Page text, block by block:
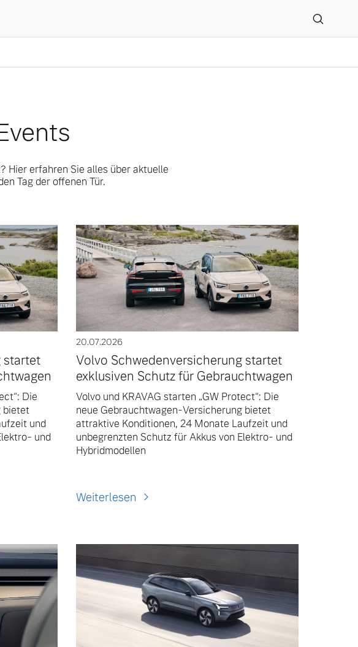
Hier erfahren Sie alles über aktuelle
Tag der offenen Tür.
startet
Die
bietet
und
und
20.07.2026
Volvo Schwedenversicherung startet
exklusiven Schutz für Gebrauchtwagen
Volvo und KRAVAG starten „GW Protect“: Die
neue Gebrauchtwagen-Versicherung bietet
attraktive Konditionen, 24 Monate Laufzeit und
unbegrenzten Schutz für Akkus von Elektro- und
Hybridmodellen
Weiterlesen